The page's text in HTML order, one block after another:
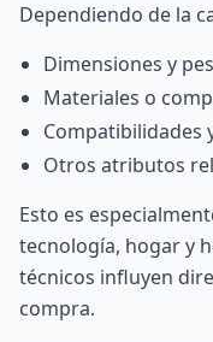
Dependiendo de la
Dimensiones y
Materiales o
Compatibilidades
Otros atributos
Esto es
tecnología, hogar y
técnicos influyen
compra.